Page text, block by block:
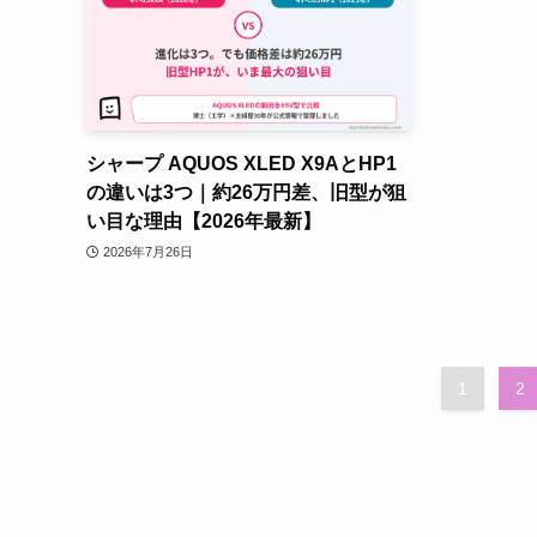
シャープ AQUOS XLED X9AとHP1
の違いは3つ｜約26万円差、旧型が狙
い目な理由【2026年最新】
2026年7月26日
1 2